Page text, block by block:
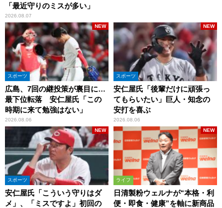
「最近守りのミスが多い」
2026.08.07
スポーツ
広島、7回の継投策が裏目に…
最下位転落 安仁屋氏「この
時期に来て勉強はない」
2026.08.06
NEW
スポーツ
安仁屋氏「後輩だけに頑張っ
てもらいたい」巨人・知念の
安打を喜ぶ
2026.08.06
NEW
スポーツ
安仁屋氏「こういう守りはダ
メ」、「ミスですよ」初回の
NEW
ライフ
日清製粉ウェルナが“本格・利
便・即食・健康”を軸に新商品
NEW